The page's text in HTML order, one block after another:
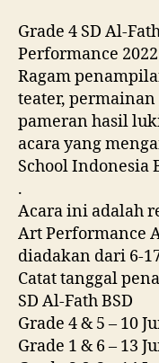
Grade 4 SD Al-
Performance 2022
Ragam
teater,
pameran hasil
acara yang
School Indonesia
.
Acara ini adalah
Art Performance
diadakan dari 6-
Catat tanggal
SD Al-Fath BSD
Grade 4 & 5 – 10
Grade 1 & 6 – 13